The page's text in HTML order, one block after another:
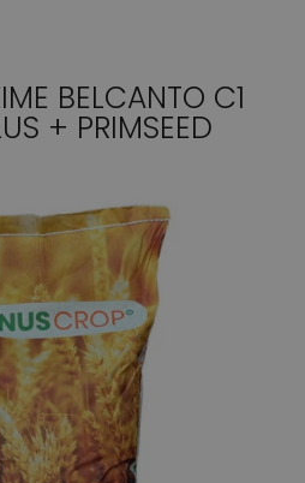
BELCANTO C1
+ PRIMSEED